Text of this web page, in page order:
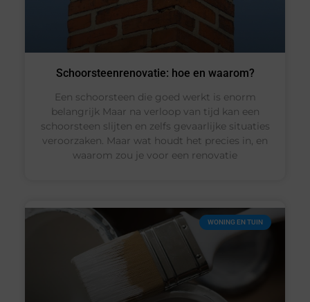
Schoorsteenrenovatie: hoe en waarom?
Een schoorsteen die goed werkt is enorm
belangrijk Maar na verloop van tijd kan een
schoorsteen slijten en zelfs gevaarlijke situaties
veroorzaken. Maar wat houdt het precies in, en
waarom zou je voor een renovatie
WONING EN TUIN